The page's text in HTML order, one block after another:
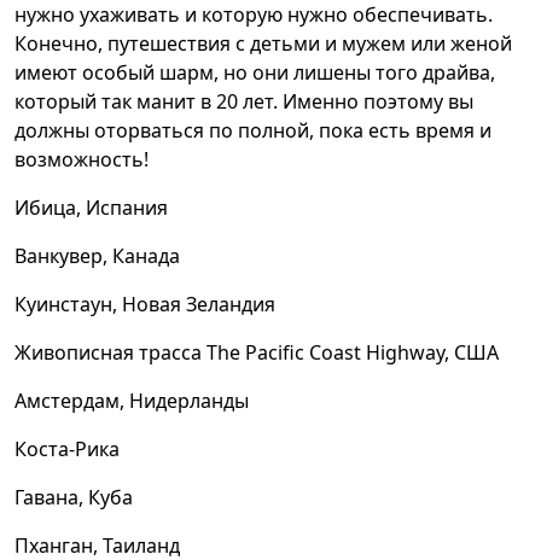
нужно ухаживать и которую нужно обеспечивать.
Конечно, путешествия с детьми и мужем или женой
имеют особый шарм, но они лишены того драйва,
который так манит в 20 лет. Именно поэтому вы
должны оторваться по полной, пока есть время и
возможность!
Ибица, Испания
Ванкувер, Канада
Куинстаун, Новая Зеландия
Живописная трасса The Pacific Coast Highway, США
Амстердам, Нидерланды
Коста-Рика
Гавана, Куба
Пханган, Таиланд